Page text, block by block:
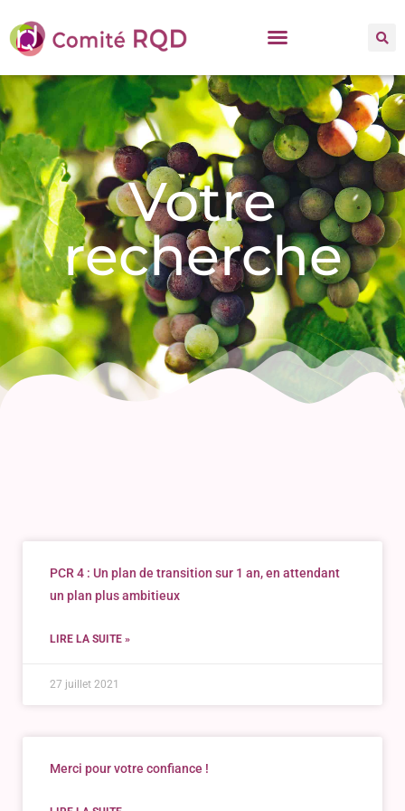
Votre
recherche
PCR 4 : Un plan de transition sur 1 an, en attendant
un plan plus ambitieux
LIRE LA SUITE »
27 juillet 2021
Merci pour votre confiance !